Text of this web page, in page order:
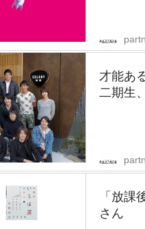
才能あ
二期生
「放課
さん